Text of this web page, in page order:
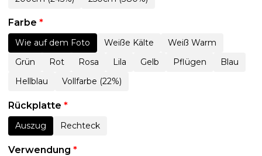
Farbe *
Wie auf dem Foto Weiße Kälte
Weiß Warm
Grün
Rot Rosa Lila Gelb Pflügen
Blau
Hellblau
Vollfarbe (22%)
Rückplatte *
Auszug Rechteck
Verwendung *